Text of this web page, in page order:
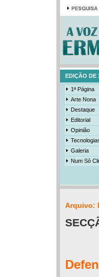
EDIÇÃO DE
1ª Página
Arte Nona
Destaque
Editorial
Opinião
Galeria
Num Só
Arquivo: